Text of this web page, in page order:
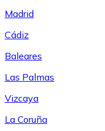
Madrid
Cádiz
Baleares
Las Palmas
Vizcaya
La Coruña